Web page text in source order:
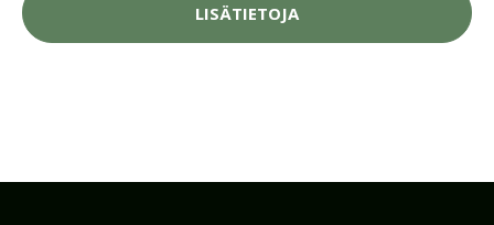
LISÄTIETOJA